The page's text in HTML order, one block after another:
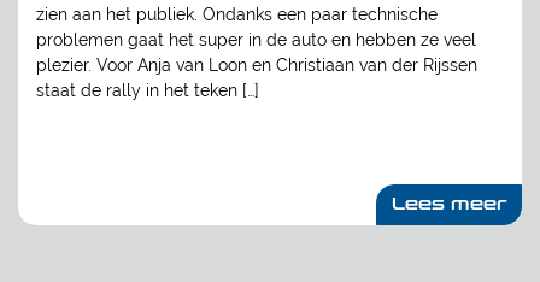
zien aan het publiek. Ondanks een paar technische
problemen gaat het super in de auto en hebben ze veel
plezier. Voor Anja van Loon en Christiaan van der Rijssen
staat de rally in het teken […]
Lees meer